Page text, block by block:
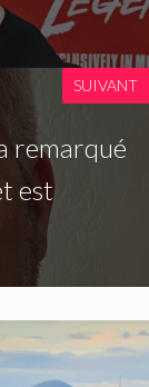
SUIVANT
remarqué
est